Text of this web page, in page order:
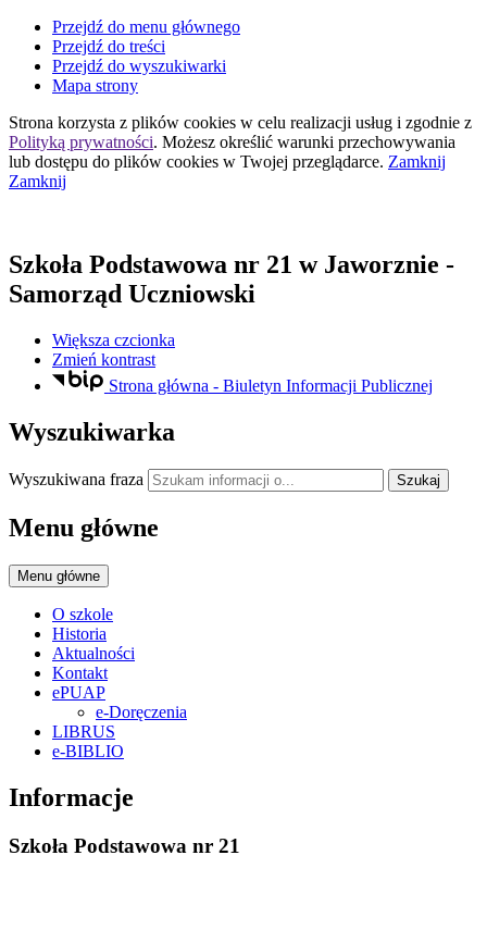
Przejdź do menu głównego
Przejdź do treści
Przejdź do wyszukiwarki
Mapa strony
Strona korzysta z plików cookies w celu realizacji usług i zgodnie z
Polityką prywatności. Możesz określić warunki przechowywania
lub dostępu do plików cookies w Twojej przeglądarce. Zamknij
Zamknij
Szkoła Podstawowa nr 21 w Jaworznie -
Samorząd Uczniowski
Większa czcionka
Zmień kontrast
Strona główna - Biuletyn Informacji Publicznej
Wyszukiwarka
Wyszukiwana fraza Szukaj
Menu główne
Menu główne
O szkole
Historia
Aktualności
Kontakt
ePUAP
e-Doręczenia
LIBRUS
e-BIBLIO
Informacje
Szkoła Podstawowa nr 21